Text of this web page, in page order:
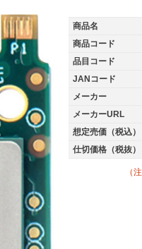
商品名
商品コード
品目コード
JANコード
メーカー
メーカーURL
想定売価（税込）
仕切価格（税抜）
（